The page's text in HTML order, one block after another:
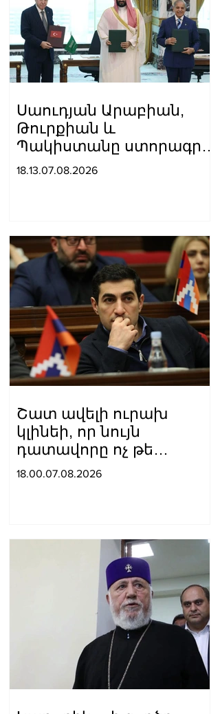
Սաուդյան Արաբիան,
Թուրքիան և
Պակիստանը ստորագրել
են հավաքական
18.13.07.08.2026
Շատ ավելի ուրախ
կլինեի, որ նույն
դատավորը ոչ թե
բացարկ հայտներ, այլ
18.00.07.08.2026